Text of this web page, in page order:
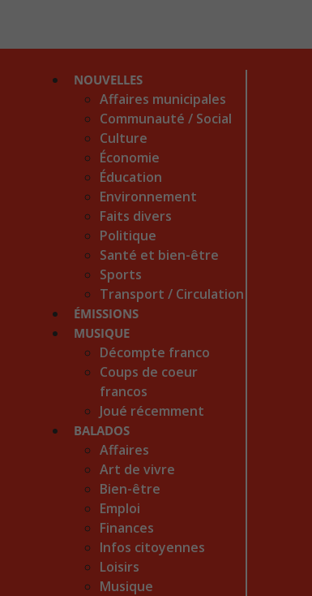
NOUVELLES
Affaires municipales
Communauté / Social
Culture
Économie
Éducation
Environnement
Faits divers
Politique
Santé et bien-être
Sports
Transport / Circulation
ÉMISSIONS
MUSIQUE
Décompte franco
Coups de coeur
francos
Joué récemment
BALADOS
Affaires
Art de vivre
Bien-être
Emploi
Finances
Infos citoyennes
Loisirs
Musique